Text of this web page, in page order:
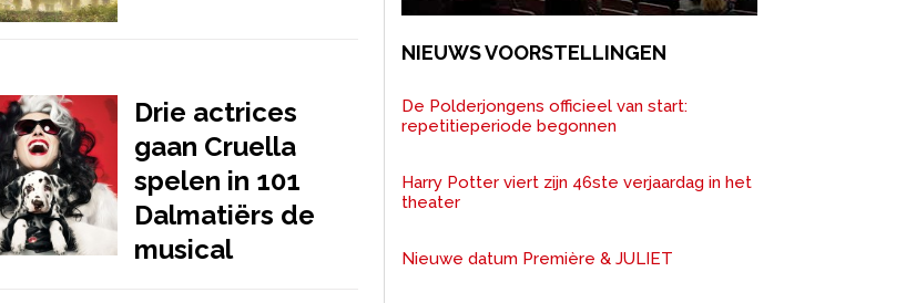
Drie actrices
gaan Cruella
spelen in 101
Dalmatiërs de
musical
NIEUWS VOORSTELLINGEN
De Polderjongens officieel van start:
repetitieperiode begonnen
Harry Potter viert zijn 46ste verjaardag in het
theater
Nieuwe datum Première & JULIET